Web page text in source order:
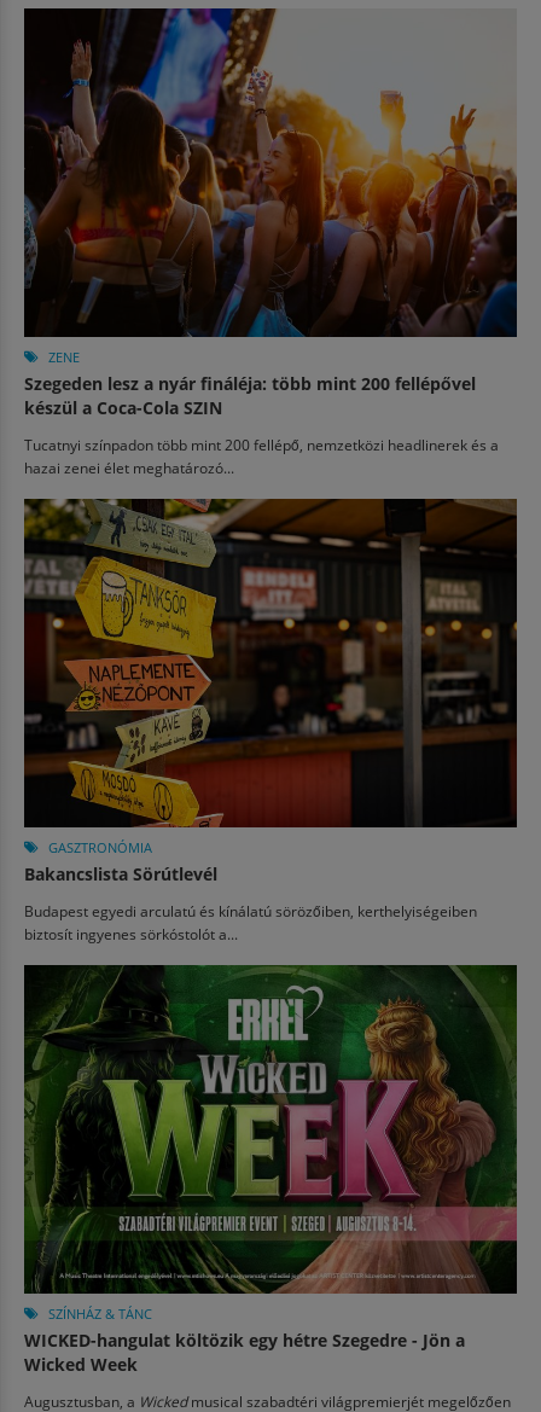
ZENE
Szegeden lesz a nyár fináléja: több mint 200 fellépővel
készül a Coca-Cola SZIN
Tucatnyi színpadon több mint 200 fellépő, nemzetközi headlinerek és a
hazai zenei élet meghatározó...
GASZTRONÓMIA
Bakancslista Sörútlevél
Budapest egyedi arculatú és kínálatú sörözőiben, kerthelyiségeiben
biztosít ingyenes sörkóstolót a...
SZÍNHÁZ & TÁNC
WICKED-hangulat költözik egy hétre Szegedre - Jön a
Wicked Week
Augusztusban, a Wickedmusical szabadtéri világpremierjét megelőzően